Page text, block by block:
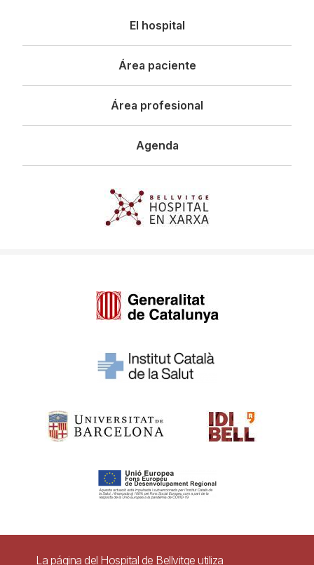
principal
El hospital
Área paciente
Área profesional
Agenda
La página del Hospital de Bellvitge utiliza